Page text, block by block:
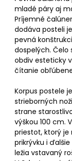
mladé páry aj
Príjemné
dodáva posteli
pevná
dospelých.
obdiv esteticky
čítanie
Korpus postele
strieborných
strane
výškou 100 cm.
priestot, ktorý
prikrývku i
ležia vstavaný